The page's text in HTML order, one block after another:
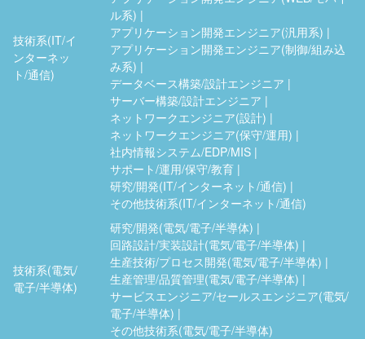
技術系(IT/イ
ンターネッ
ト/通信)
ル系)
アプリケーション開発エンジニア(汎用系)
アプリケーション開発エンジニア(制御/組み込
み系)
データベース構築/設計エンジニア
サーバー構築/設計エンジニア
ネットワークエンジニア(設計)
ネットワークエンジニア(保守/運用)
社内情報システム/EDP/MIS
サポート/運用/保守/教育
研究/開発(IT/インターネット/通信)
その他技術系(IT/インターネット/通信)
技術系(電気/
電子/半導体)
研究/開発(電気/電子/半導体)
回路設計/実装設計(電気/電子/半導体)
生産技術/プロセス開発(電気/電子/半導体)
生産管理/品質管理(電気/電子/半導体)
サービスエンジニア/セールスエンジニア(電気/
電子/半導体)
その他技術系(電気/電子/半導体)